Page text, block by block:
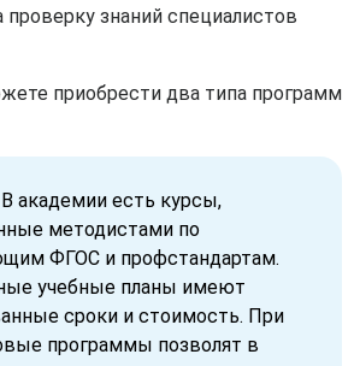
проверку знаний специалистов
приобрести два типа программ
академии есть курсы,
методистами по
ФГОС и профстандартам.
учебные планы имеют
сроки и стоимость. При
программы позволят в